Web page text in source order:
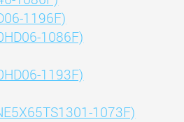
1196F)
1086F)
1193F)
1073F)